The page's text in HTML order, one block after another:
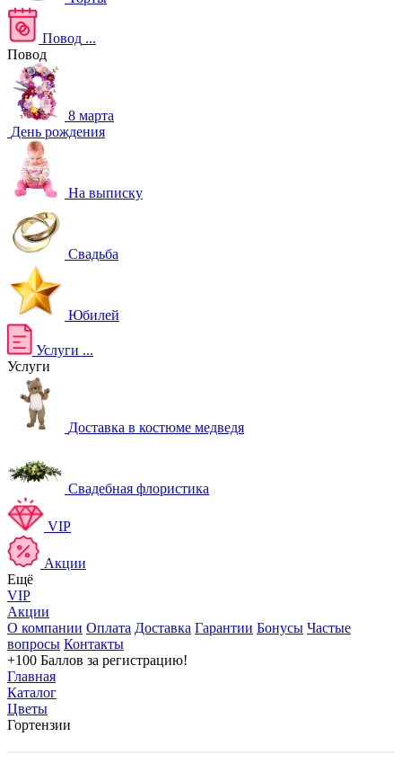
Повод ...
Повод
8 марта
День рождения
На выписку
Свадьба
Юбилей
Услуги ...
Услуги
Доставка в костюме медведя
Свадебная флористика
VIP
Акции
Ещё
VIP
Акции
О компании Оплата Доставка Гарантии Бонусы Частые
вопросы Контакты
+100 Баллов за регистрацию!
Главная
Каталог
Цветы
Гортензии